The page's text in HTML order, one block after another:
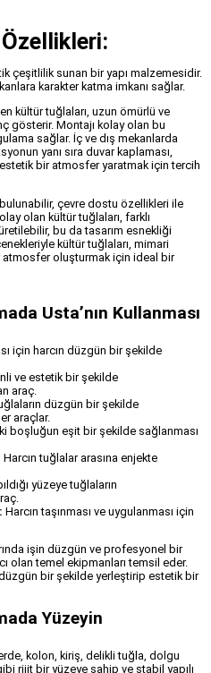
çeşitlilik sunan bir yapı malzemesidir.
karakter katma imkanı sağlar.
kültür tuğlaları, uzun ömürlü ve
gösterir. Montajı kolay olan bu
sağlar. İç ve dış mekanlarda
yanı sıra duvar kaplaması,
bir atmosfer yaratmak için tercih
bulunabilir, çevre dostu özellikleri ile
olan kültür tuğlaları, farklı
bu da tasarım esnekliği
kültür tuğlaları, mimari
oluşturmak için ideal bir
Usta’nın Kullanması
için harcın düzgün bir şekilde
ve estetik bir şekilde
araç.
düzgün bir şekilde
araçlar.
boşluğun eşit bir şekilde sağlanması
Harcın tuğlalar arasına enjekte
yüzeye tuğlaların
Harcın taşınması ve uygulanması için
işin düzgün ve profesyonel bir
olan temel ekipmanları temsil eder.
bir şekilde yerleştirip estetik bir
Yüzeyin
kolon, kiriş, delikli tuğla, dolgu
rijit bir yüzeye sahip ve stabil yapılı